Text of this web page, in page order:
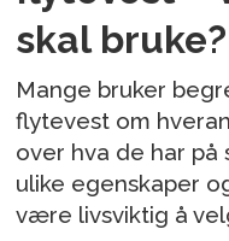
skal bruke?
Mange bruker
flytevest om
over hva de har på
ulike egenskaper
være livsviktig å